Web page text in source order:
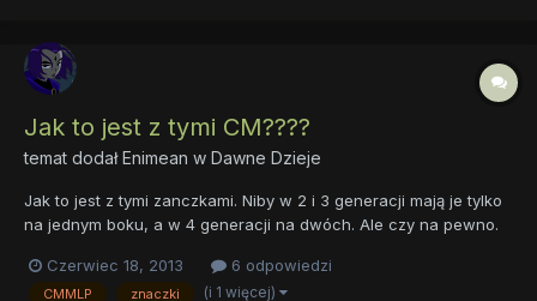
Jak to jest z tymi CM????
temat dodałEnimean w Dawne Dzieje
Jak to jest z tymi zanczkami. Niby w 2 i 3 generacji mają je tylko
na jednym boku, a w 4 generacji na dwóch. Ale czy na pewno.
tam nie ma znaczka na boku. Możliwe że to twórcy nie mogą się
zdecydować co do CM albo poprostu popełniają ten s...
Czerwiec 18, 2013 6 odpowiedzi
CMMLP znaczki (i 1 więcej)